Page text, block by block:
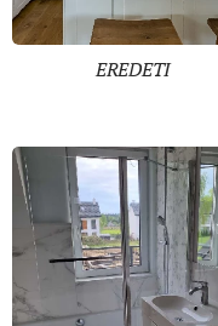
EREDETI